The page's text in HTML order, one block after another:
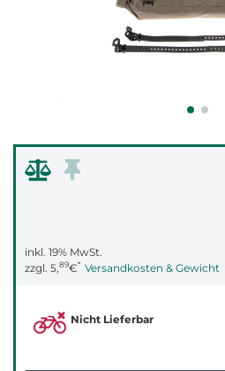
inkl. 19% MwSt.
zzgl. 5,89€* Versandkosten & Gewicht
Nicht Lieferbar